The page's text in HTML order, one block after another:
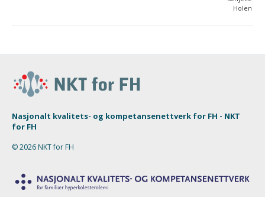
Holen
Nasjonalt kvalitets- og kompetansenettverk for FH - NKT
for FH
© 2026 NKT for FH